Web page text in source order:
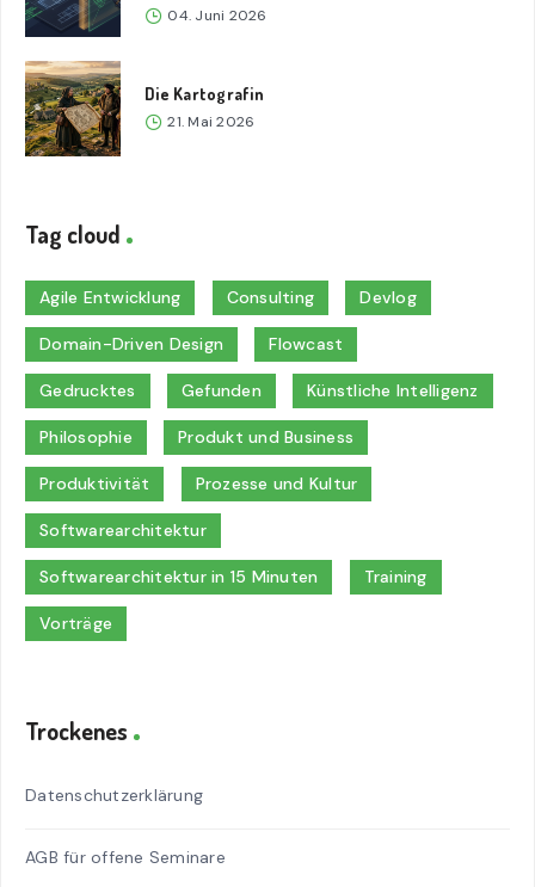
04. Juni 2026
Die Kartografin
21. Mai 2026
Tag cloud
Agile Entwicklung Consulting Devlog
Domain-Driven Design Flowcast
Gedrucktes Gefunden Künstliche Intelligenz
Philosophie Produkt und Business
Produktivität Prozesse und Kultur
Softwarearchitektur
Softwarearchitektur in 15 Minuten Training
Vorträge
Trockenes
Datenschutzerklärung
AGB für offene Seminare